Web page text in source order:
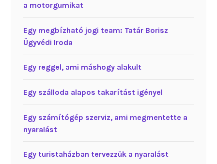
a motorgumikat
Egy megbízható jogi team: Tatár Borisz
Ügyvédi Iroda
Egy reggel, ami máshogy alakult
Egy szálloda alapos takarítást igényel
Egy számítógép szerviz, ami megmentette a
nyaralást
Egy turistaházban tervezzük a nyaralást